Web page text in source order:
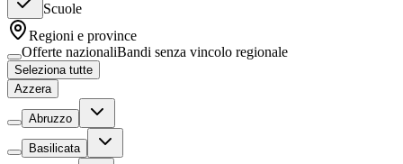
Scuole
Regioni e province
Offerte nazionaliBandi senza vincolo regionale
Seleziona tutte
Azzera
Abruzzo
Basilicata